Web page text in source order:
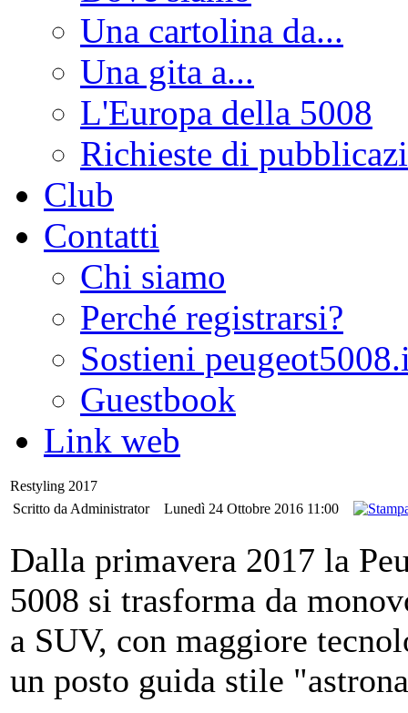
Una cartolina da...
Una gita a...
L'Europa della 5008
Richieste di
Club
Contatti
Chi siamo
Perché registrarsi?
Sostieni
Guestbook
Link web
Restyling 2017
Scritto da Administrator
Lunedì 24 Ottobre 2016 11:00
Dalla primavera 2017 la
5008 si trasforma da
a SUV, con maggiore
un posto guida stile